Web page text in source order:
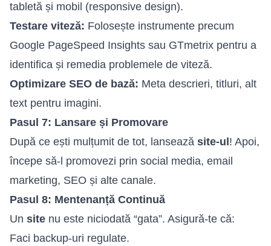
tabletă și mobil (responsive design).
Testare viteză: Folosește instrumente precum
Google PageSpeed Insights sau GTmetrix pentru a
identifica și remedia problemele de viteză.
Optimizare SEO de bază: Meta descrieri, titluri, alt
text pentru imagini.
Pasul 7: Lansare și Promovare
După ce ești mulțumit de tot, lansează site-ul ! Apoi,
începe să-l promovezi prin social media, email
marketing, SEO și alte canale.
Pasul 8: Mentenanță Continuă
Un site nu este niciodată “gata”. Asigură-te că:
Faci backup-uri regulate.